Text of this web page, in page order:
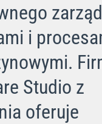
i
Studio z
oferuje